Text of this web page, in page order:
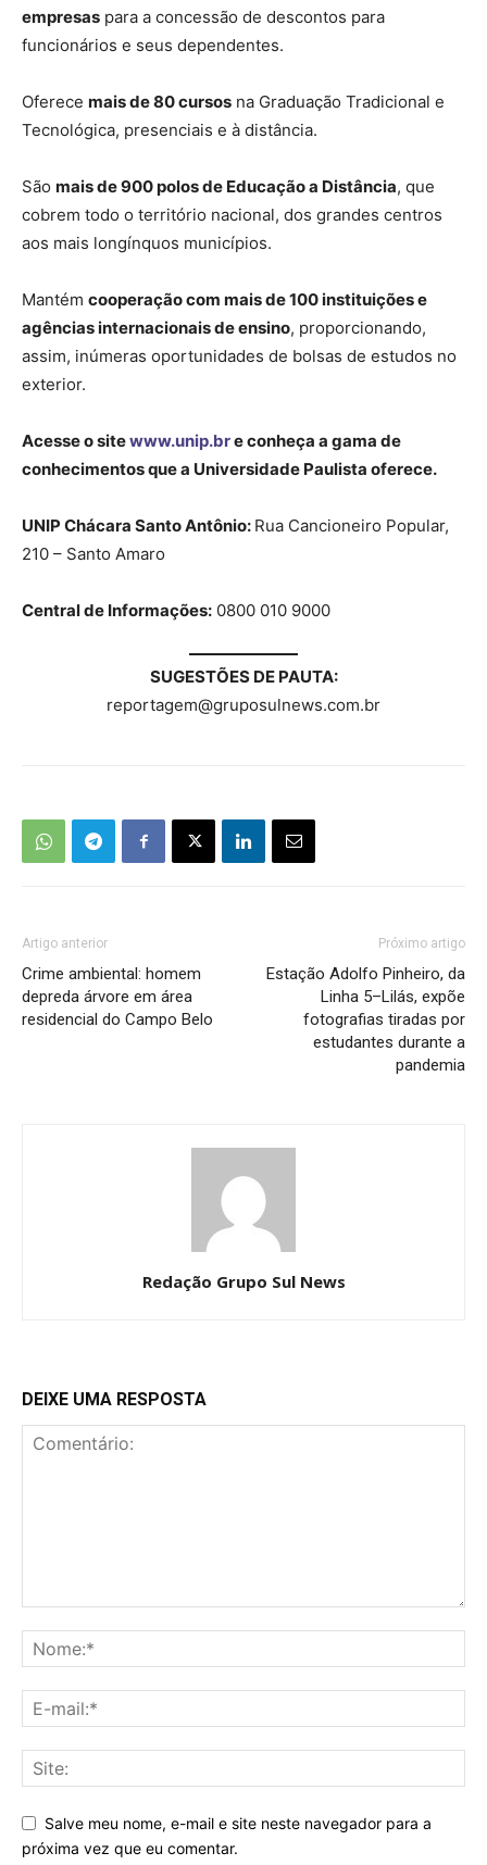
empresas para a concessão de descontos para
funcionários e seus dependentes.
Oferece mais de 80 cursos na Graduação Tradicional e
Tecnológica, presenciais e à distância.
São mais de 900 polos de Educação a Distância, que
cobrem todo o território nacional, dos grandes centros
aos mais longínquos municípios.
Mantém cooperação com mais de 100 instituições e
agências internacionais de ensino, proporcionando,
assim, inúmeras oportunidades de bolsas de estudos no
exterior.
Acesse o sitewww.unip.bre conheça a gama de
conhecimentos que a Universidade Paulista oferece.
UNIP Chácara Santo Antônio: Rua Cancioneiro Popular,
210 – Santo Amaro
Central de Informações: 0800 010 9000
SUGESTÕES DE PAUTA:
reportagem@gruposulnews.com.br
Artigo anterior
Crime ambiental: homem
depreda árvore em área
residencial do Campo Belo
Próximo artigo
Estação Adolfo Pinheiro, da
Linha 5–Lilás, expõe
fotografias tiradas por
estudantes durante a
pandemia
Redação Grupo Sul News
DEIXE UMA RESPOSTA
Salve meu nome, e-mail e site neste navegador para a
próxima vez que eu comentar.